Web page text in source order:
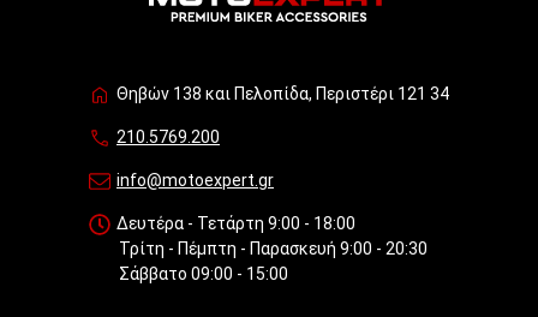
Θηβών 138 και Πελοπίδα, Περιστέρι 121 34
210.5769.200
info@motoexpert.gr
Δευτέρα - Τετάρτη 9:00 - 18:00
Τρίτη - Πέμπτη - Παρασκευή 9:00 - 20:30
Σάββατο 09:00 - 15:00